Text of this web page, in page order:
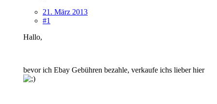
21. März 2013
#1
Hallo,
bevor ich Ebay Gebühren bezahle, verkaufe ichs lieber hier